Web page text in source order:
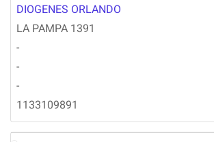
DC
DIOGENES ORLANDO
LA PAMPA 1391
-
-
-
1133109891